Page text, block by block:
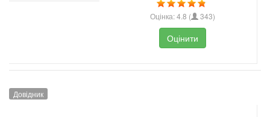
Оцінка:4.8 ( 343)
Оцінити
Довідник